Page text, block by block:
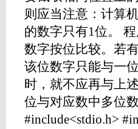
则应当注意：计算
的数字只有1位。
数字按位比较。若
该位数字只能与一
时，就不应再与上
位与对应数中多位
#include<stdio.h>